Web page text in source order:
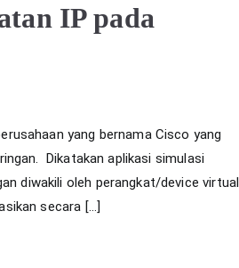
IP pada
yang bernama Cisco yang
Dikatakan aplikasi simulasi
diwakili oleh perangkat/device virtual
secara […]